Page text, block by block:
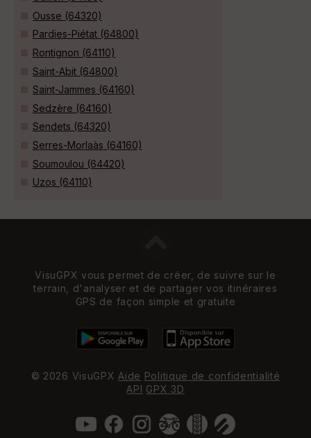
Ousse (64320)
Pardies-Piétat (64800)
Rontignon (64110)
Saint-Abit (64800)
Saint-Jammes (64160)
Sedzère (64160)
Sendets (64320)
Serres-Morlaàs (64160)
Soumoulou (64420)
Uzos (64110)
VisuGPX vous permet de créer, de suivre sur le
terrain, d'analyser et de partager vos itinéraires
GPS de façon simple et gratuite
© 2026 VisuGPX Aide Politique de confidentialité
API GPX 3D